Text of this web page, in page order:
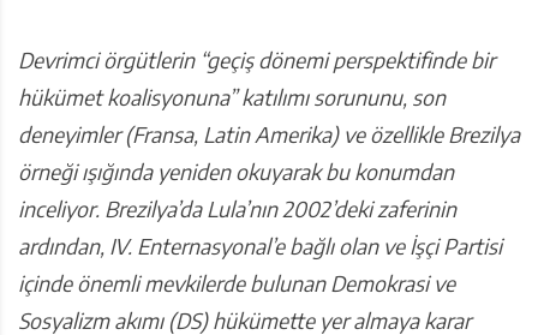
Devrimci örgütlerin “geçiş dönemi perspektifinde bir
hükümet koalisyonuna” katılımı sorununu, son
deneyimler (Fransa, Latin Amerika) ve özellikle Brezilya
örneği ışığında yeniden okuyarak bu konumdan
inceliyor. Brezilya’da Lula’nın 2002’deki zaferinin
ardından, IV. Enternasyonal’e bağlı olan ve İşçi Partisi
içinde önemli mevkilerde bulunan Demokrasi ve
Sosyalizm akımı (DS) hükümette yer almaya karar